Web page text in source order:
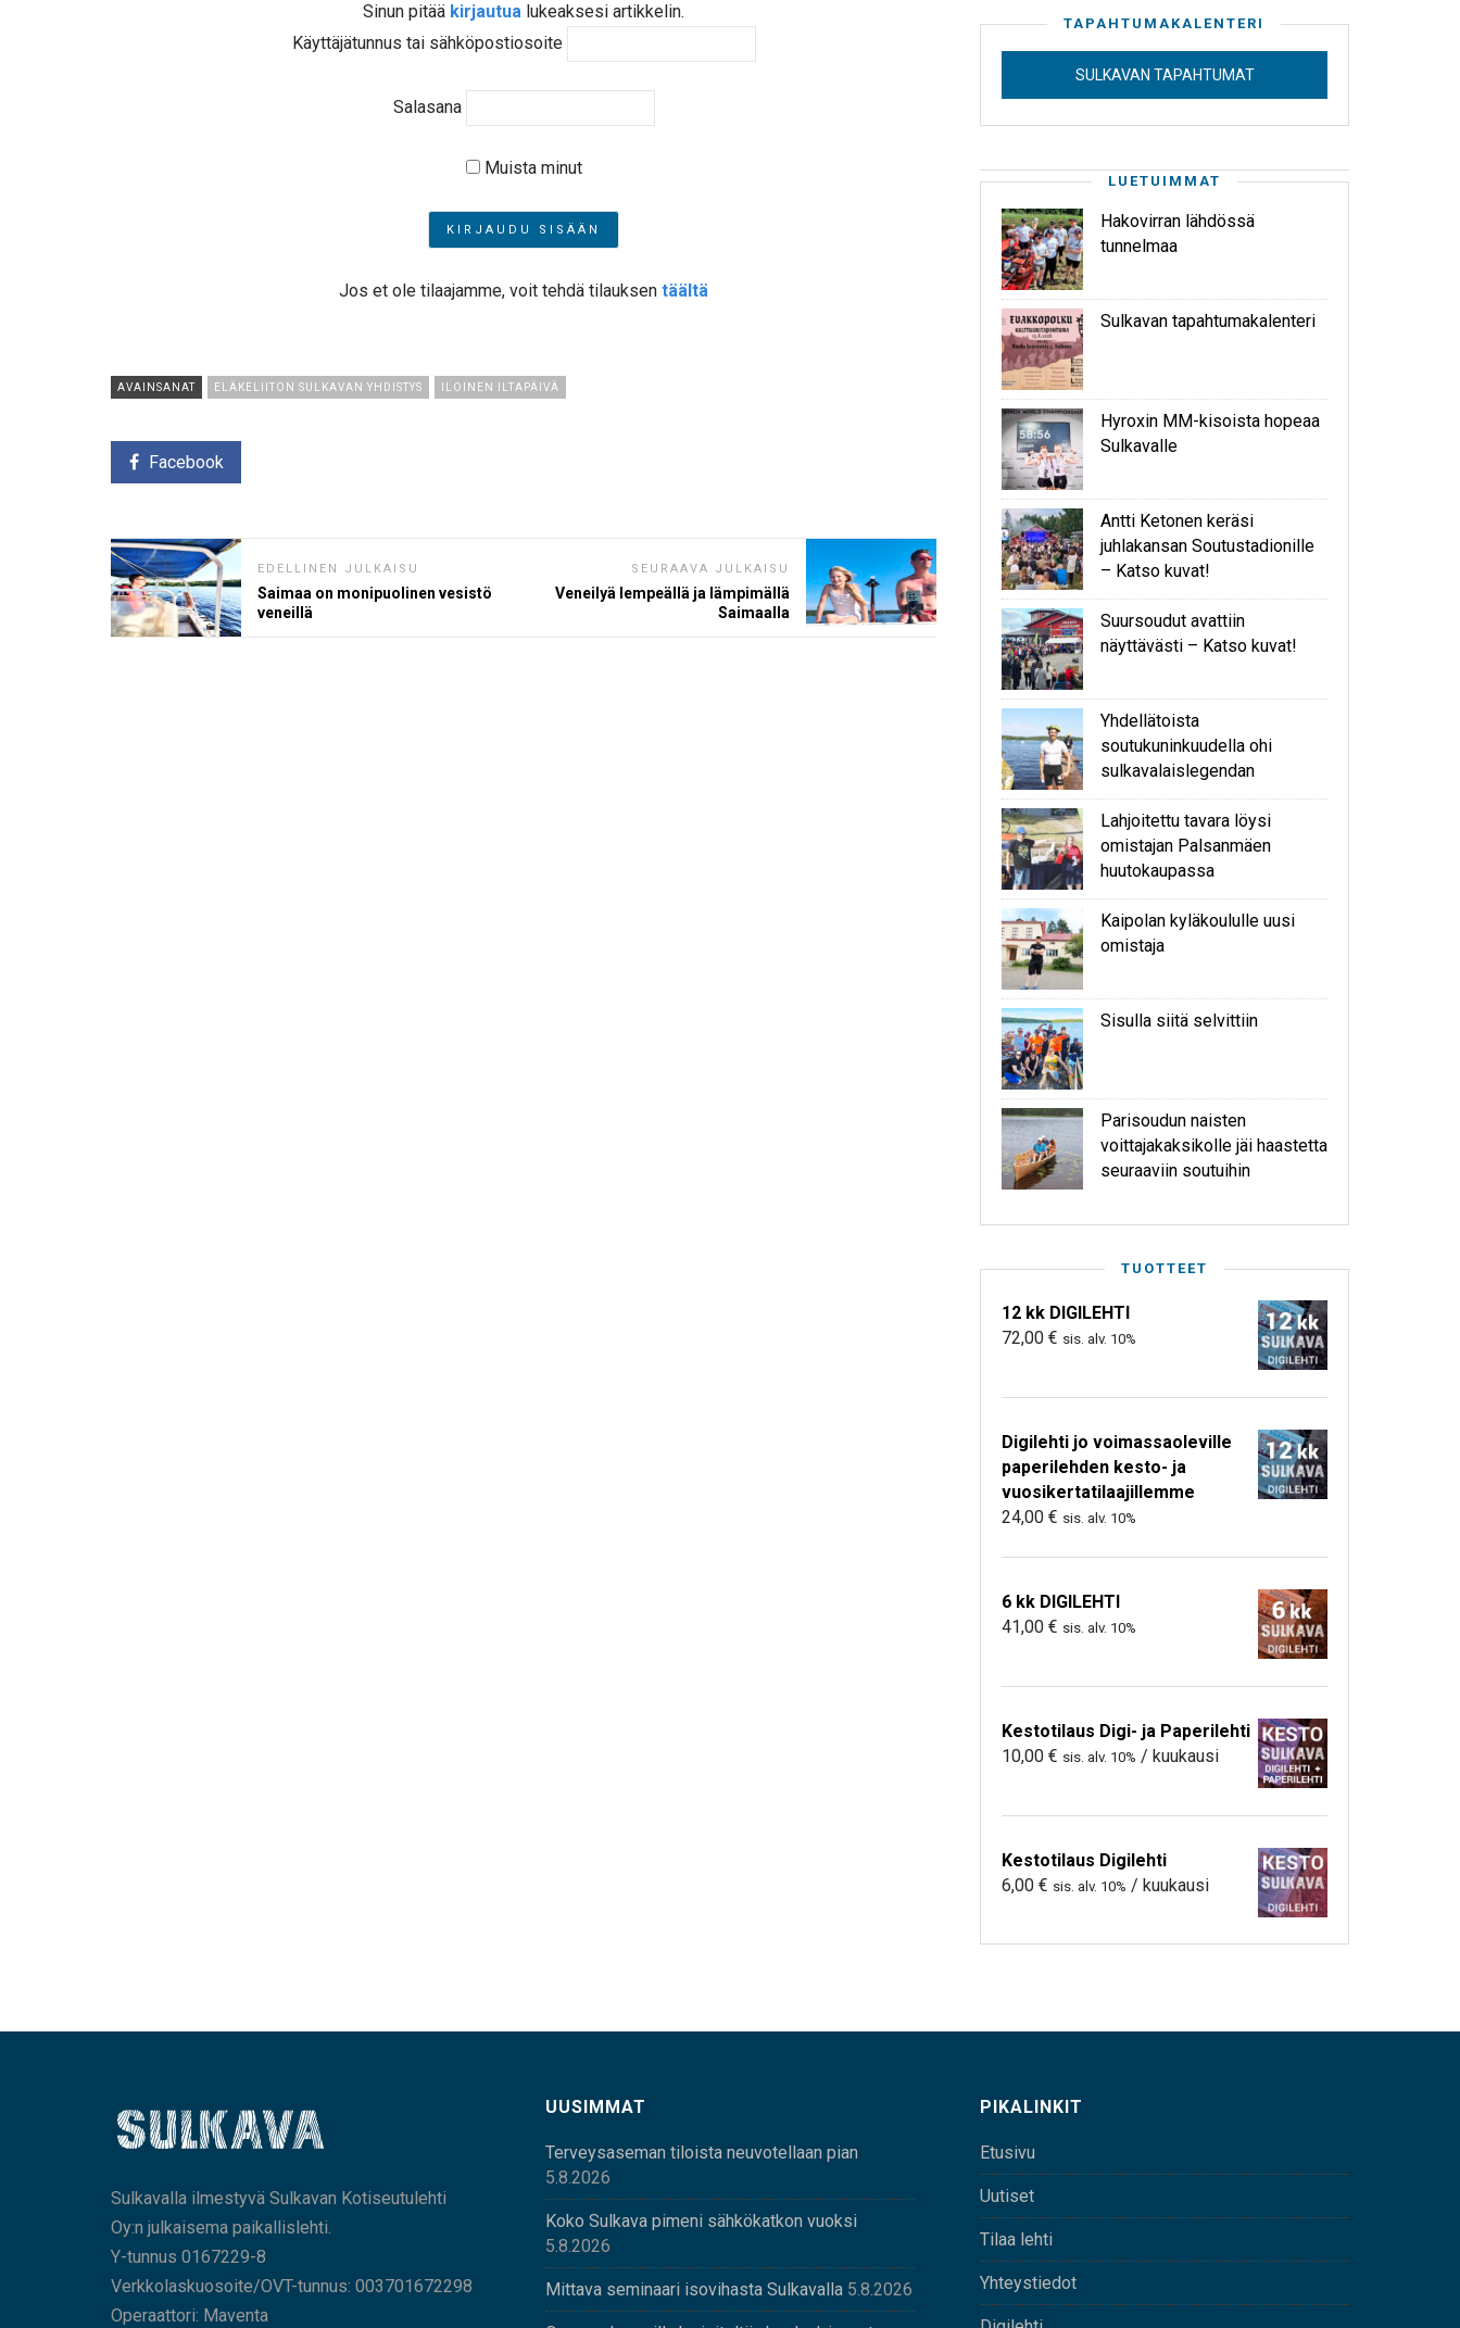
Sinun pitää kirjautua lukeaksesi artikkelin.
Käyttäjätunnus tai sähköpostiosoite
Salasana
Muista minut
Jos et ole tilaajamme, voit tehdä tilauksen täältä
AVAINSANAT ELÄKELIITON SULKAVAN YHDISTYS ILOINEN ILTAPÄIVÄ
Facebook
EDELLINEN JULKAISU
Saimaa on monipuolinen vesistö
veneillä
SEURAAVA JULKAISU
Veneilyä lempeällä ja lämpimällä
Saimaalla
TAPAHTUMAKALENTERI
SULKAVAN TAPAHTUMAT
LUETUIMMAT
Hakovirran lähdössä
tunnelmaa
Sulkavan tapahtumakalenteri
Hyroxin MM-kisoista hopeaa
Sulkavalle
Antti Ketonen keräsi
juhlakansan Soutustadionille
– Katso kuvat!
Suursoudut avattiin
näyttävästi – Katso kuvat!
Yhdellätoista
soutukuninkuudella ohi
sulkavalaislegendan
Lahjoitettu tavara löysi
omistajan Palsanmäen
huutokaupassa
Kaipolan kyläkoululle uusi
omistaja
Sisulla siitä selvittiin
Parisoudun naisten
voittajakaksikolle jäi haastetta
seuraaviin soutuihin
TUOTTEET
12 kk DIGILEHTI
72,00 € sis. alv. 10%
Digilehti jo voimassaoleville
paperilehden kesto- ja
vuosikertatilaajillemme
24,00 € sis. alv. 10%
6 kk DIGILEHTI
41,00 € sis. alv. 10%
Kestotilaus Digi- ja Paperilehti
10,00 € sis. alv. 10% / kuukausi
Kestotilaus Digilehti
6,00 € sis. alv. 10% / kuukausi
Sulkavalla ilmestyvä Sulkavan Kotiseutulehti
Oy:n julkaisema paikallislehti.
Y-tunnus 0167229-8
Verkkolaskuosoite/OVT-tunnus: 003701672298
Operaattori: Maventa
UUSIMMAT
Terveysaseman tiloista neuvotellaan pian
5.8.2026
Koko Sulkava pimeni sähkökatkon vuoksi
5.8.2026
Mittava seminaari isovihasta Sulkavalla 5.8.2026
PIKALINKIT
Etusivu
Uutiset
Tilaa lehti
Yhteystiedot